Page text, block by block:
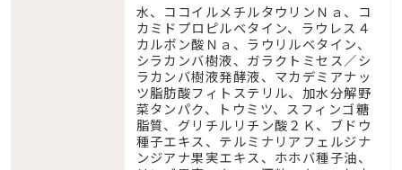
水、ココイルメチルタウリンＮａ、コ
カミドプロピルベタイン、ラウレス４
カルボン酸Ｎａ、ラウリルベタイン、
シラカンバ樹液、ガラクトミセス／シ
ラカンバ樹液発酵液、マカデミアナッ
ツ脂肪酸フィトステリル、加水分解野
菜タンパク、トウミツ、スフィンゴ糖
脂質、グリチルリチン酸２Ｋ、ブドウ
種子エキス、テルミナリアフェルジナ
ンジアナ果実エキス、ホホバ種子油、